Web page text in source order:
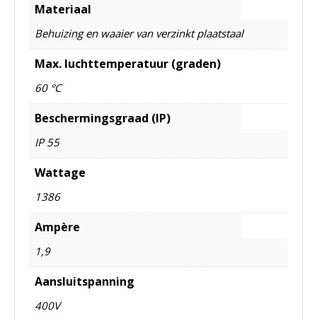
Materiaal
Behuizing en waaier van verzinkt plaatstaal
Max. luchttemperatuur (graden)
60 °C
Beschermingsgraad (IP)
IP 55
Wattage
1386
Ampère
1,9
Aansluitspanning
400V